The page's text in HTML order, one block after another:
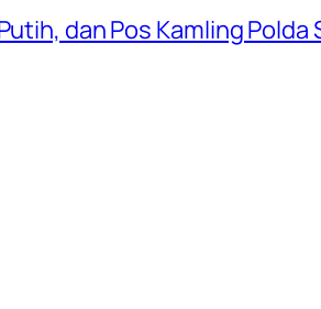
dan Pos Kamling